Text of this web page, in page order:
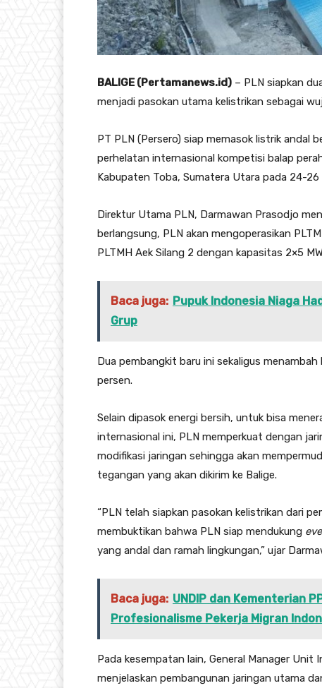
BALIGE (Pertamanews.id) – PLN siapkan
menjadi pasokan utama kelistrikan sebagai
PT PLN (Persero) siap memasok listrik andal
perhelatan internasional kompetisi balap
Kabupaten Toba, Sumatera Utara pada 24-
Direktur Utama PLN, Darmawan Prasodjo
berlangsung, PLN akan mengoperasikan
PLTMH Aek Silang 2 dengan kapasitas 2×5
Baca juga: Pupuk Indonesia Niaga
Grup
Dua pembangkit baru ini sekaligus
persen.
Selain dipasok energi bersih, untuk bisa
internasional ini, PLN memperkuat dengan
modifikasi jaringan sehingga akan
tegangan yang akan dikirim ke Balige.
“PLN telah siapkan pasokan kelistrikan dari
membuktikan bahwa PLN siap mendukung
yang andal dan ramah lingkungan,” ujar
Baca juga: UNDIP dan Kementerian
Profesionalisme Pekerja Migran
Pada kesempatan lain, General Manager
menjelaskan pembangunan jaringan utama